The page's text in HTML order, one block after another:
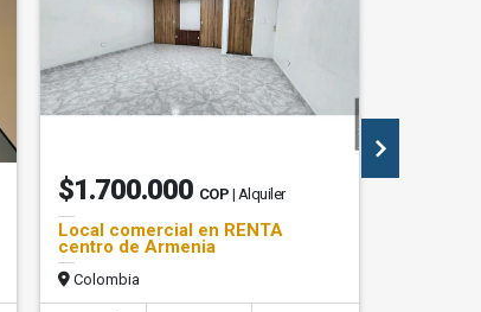
$1.700.000 COP | Alquiler
Local comercial en RENTA
centro de Armenia
Colombia